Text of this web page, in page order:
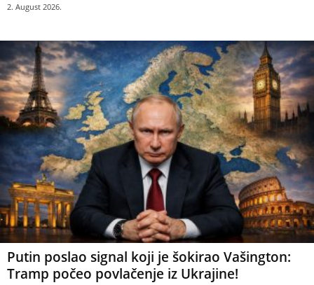
2. August 2026.
Putin poslao signal koji je šokirao Vašington:
Tramp počeo povlačenje iz Ukrajine!